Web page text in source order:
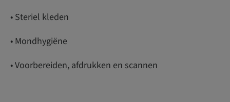
• Steriel kleden
• Mondhygiëne
• Voorbereiden, afdrukken en scannen